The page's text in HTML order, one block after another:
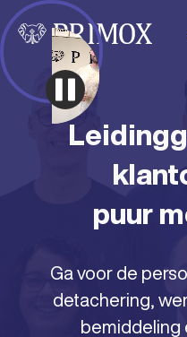
puur
Ga voor de
detachering
bemiddeling